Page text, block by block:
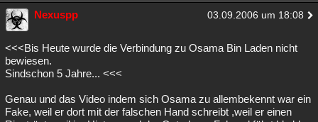
Nexuspp 03.09.2006 um 18:08
<<<Bis Heute wurde die Verbindung zu Osama Bin Laden nicht
bewiesen.
Sindschon 5 Jahre... <<<
Genau und das Video indem sich Osama zu allembekennt war ein
Fake, weil er dort mit der falschen Hand schreibt ,weil er einen